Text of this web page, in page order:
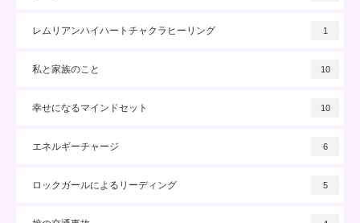
レムリアンハイハートチャクラヒーリング 1
私と家族のこと 10
幸せになるマインドセット 10
エネルギーチャージ 6
ロックガールによるリーディング 5